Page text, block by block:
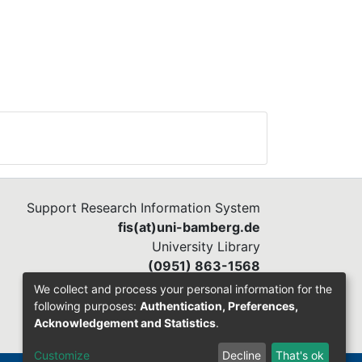
Support Research Information System
fis(at)uni-bamberg.de
University Library
(0951) 863-1568
We collect and process your personal information for the
following purposes: Authentication, Preferences,
Acknowledgement and Statistics.
Customize Decline That's ok